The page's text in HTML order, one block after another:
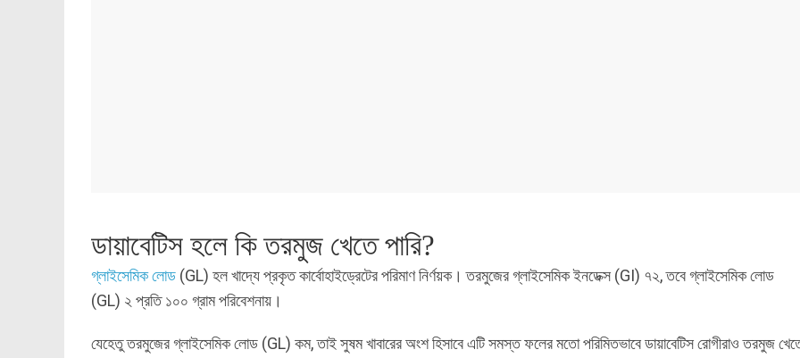
ডায়াবেটিস হলে কি তরমুজ খেতে পারি?
গ্লাইসেমিক লোড (GL) হল খাদ্যে প্রকৃত কার্বোহাইড্রেটের পরিমাণ নির্ণয়ক। তরমুজের গ্লাইসেমিক ইনডেক্স (GI) ৭২, তবে গ্লাইসেমিক লোড
(GL) ২ প্রতি ১০০ গ্রাম পরিবেশনায়।
যেহেতু তরমুজের গ্লাইসেমিক লোড (GL) কম, তাই সুষম খাবারের অংশ হিসাবে এটি সমস্ত ফলের মতো পরিমিতভাবে ডায়াবেটিস রোগীরাও তরমুজ